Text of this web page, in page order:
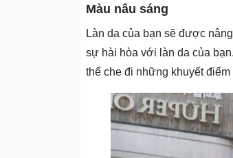
Màu nâu sáng
Làn da của bạn sẽ được
sự hài hòa với làn da của
thể che đi những khuyết điểm